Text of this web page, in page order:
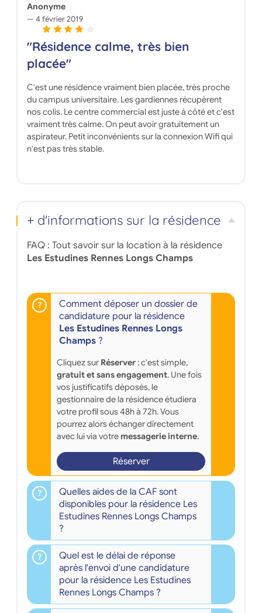
Anonyme
4 février 2019
"Résidence calme, très bien
placée"
C'est une résidence vraiment bien placée, très proche
du campus universitaire. Les gardiennes récupèrent
nos colis. Le centre commercial est juste à côté et c'est
vraiment très calme. On peut avoir gratuitement un
aspirateur. Petit inconvénients sur la connexion Wifi qui
n'est pas très stable.
+ d'informations sur la résidence
FAQ : Tout savoir sur la location à la résidence
Les Estudines Rennes Longs Champs
Comment déposer un dossier de
candidature pour la résidence
Les Estudines Rennes Longs
Champs?
Cliquez sur Réserver: c'est simple,
gratuit et sans engagement. Une fois
vos justificatifs déposés, le
gestionnaire de la résidence étudiera
votre profil sous 48h à 72h. Vous
pourrez alors échanger directement
avec lui via votre messagerie interne.
Réserver
Quelles aides de la CAF sont
disponibles pour la résidence Les
Estudines Rennes Longs Champs
?
Quel est le délai de réponse
après l'envoi d'une candidature
pour la résidence Les Estudines
Rennes Longs Champs ?